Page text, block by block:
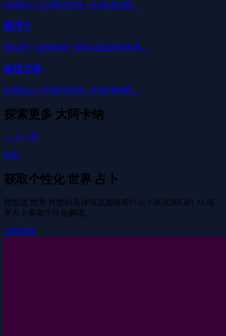
在相似占卜问题中经常一起参考的牌。
星币十
来自同一花色或同一解读主题的相关牌。
命运之轮
在相似占卜问题中经常一起参考的牌。
探索更多 大阿卡纳
← 上一张
审判
获取个性化 世界 占卜
想知道 世界 对您的具体情况意味着什么？试试我们的 AI 塔
罗占卜获取个性化解读。
立即抽牌